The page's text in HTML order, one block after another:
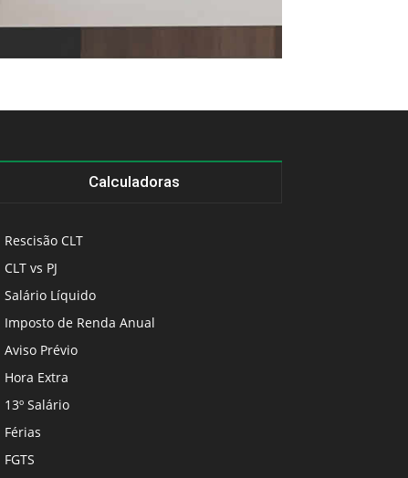
Calculadoras
Rescisão CLT
CLT vs PJ
Salário Líquido
Imposto de Renda Anual
Aviso Prévio
Hora Extra
13º Salário
Férias
FGTS